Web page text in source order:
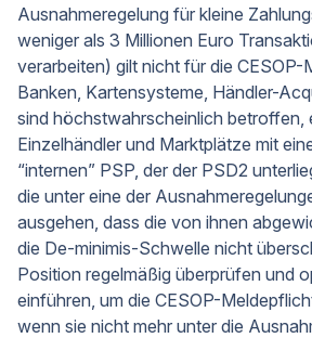
Ausnahmeregelung für kleine
weniger als 3 Millionen Euro
verarbeiten) gilt nicht für die CESOP-
Banken, Kartensysteme, Händler-
sind höchstwahrscheinlich betroffen,
Einzelhändler und Marktplätze mit
“internen” PSP, der der PSD2
die unter eine der
ausgehen, dass die von ihnen
die De-minimis-Schwelle nicht
Position regelmäßig überprüfen und
einführen, um die CESOP-
wenn sie nicht mehr unter die